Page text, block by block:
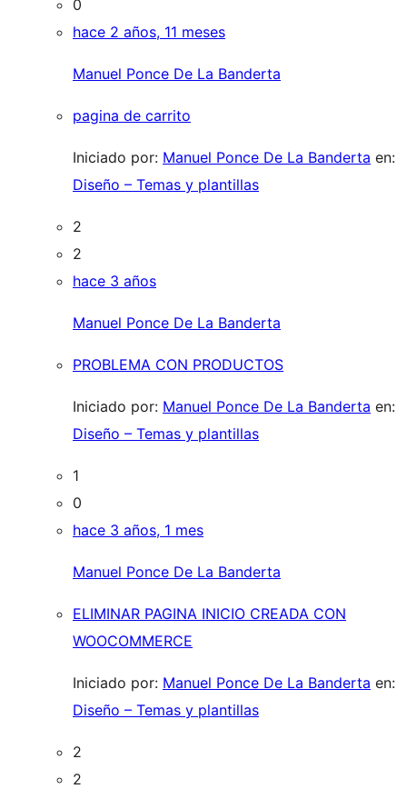
0
hace 2 años, 11 meses
Manuel Ponce De La Banderta
pagina de carrito
Iniciado por: Manuel Ponce De La Banderta en:
Diseño – Temas y plantillas
2
2
hace 3 años
Manuel Ponce De La Banderta
PROBLEMA CON PRODUCTOS
Iniciado por: Manuel Ponce De La Banderta en:
Diseño – Temas y plantillas
1
0
hace 3 años, 1 mes
Manuel Ponce De La Banderta
ELIMINAR PAGINA INICIO CREADA CON
WOOCOMMERCE
Iniciado por: Manuel Ponce De La Banderta en:
Diseño – Temas y plantillas
2
2